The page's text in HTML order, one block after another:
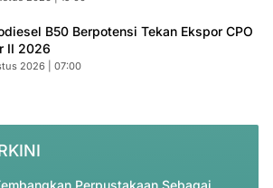
B50 Berpotensi Tekan Ekspor CPO
II 2026
2026 | 07:00
Perpustakaan Sebagai